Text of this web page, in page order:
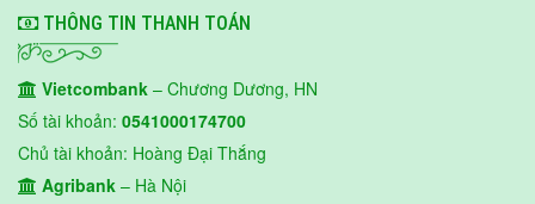
THÔNG TIN THANH TOÁN
Vietcombank – Chương Dương, HN
Số tài khoản: 0541000174700
Chủ tài khoản: Hoàng Đại Thắng
Agribank – Hà Nội